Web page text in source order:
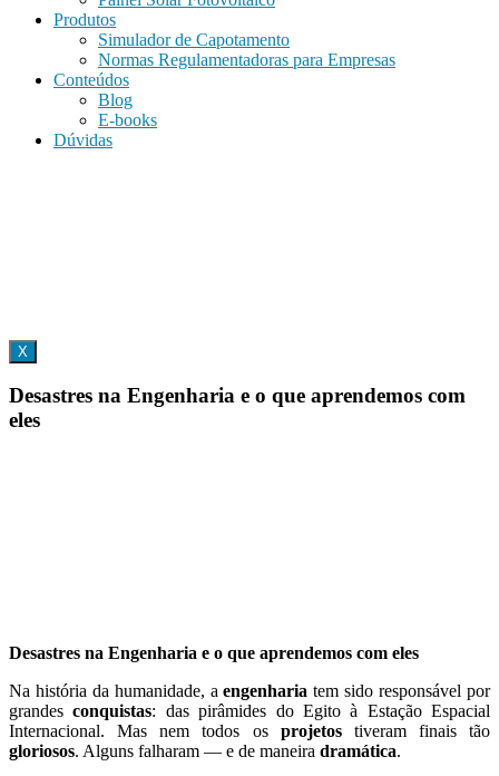
Produtos
Simulador de Capotamento
Normas Regulamentadoras para Empresas
Conteúdos
Blog
E-books
Dúvidas
X
Desastres na Engenharia e o que aprendemos com
eles
Desastres na Engenharia e o que aprendemos com eles
Na história da humanidade, aengenharia tem sido responsável por
grandesconquistas: das pirâmides do Egito à Estação Espacial
Internacional. Mas nem todos os projetostiveram finais tão
gloriosos. Alguns falharam — e de maneira dramática.